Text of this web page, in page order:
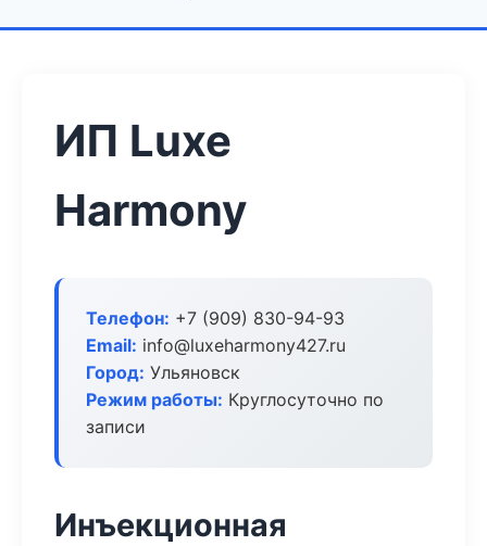
ИП Luxe
Harmony
Телефон: +7 (909) 830-94-93
Email: info@luxeharmony427.ru
Город: Ульяновск
Режим работы: Круглосуточно по
записи
Инъекционная